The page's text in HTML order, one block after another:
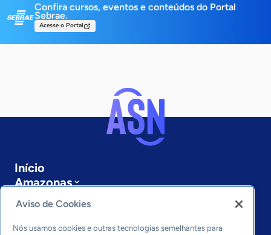
Confira cursos, eventos e conteúdos do Portal
Sebrae.
Acesse o Portal
Início
Amazonas
Sobre a ASN
Últimas notícias
Entre em contato
Aviso de Cookies
Nós usamos cookies e outras tecnologias semelhantes para